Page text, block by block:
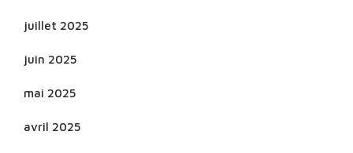
juillet 2025
juin 2025
mai 2025
avril 2025